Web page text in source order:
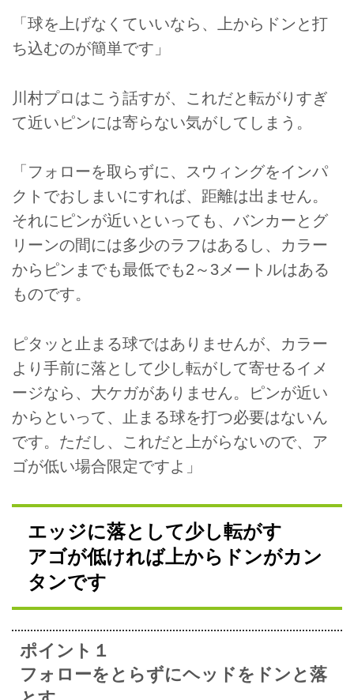
「球を上げなくていいなら、上からドンと打
ち込むのが簡単です」
川村プロはこう話すが、これだと転がりすぎ
て近いピンには寄らない気がしてしまう。
「フォローを取らずに、スウィングをインパ
クトでおしまいにすれば、距離は出ません。
それにピンが近いといっても、バンカーとグ
リーンの間には多少のラフはあるし、カラー
からピンまでも最低でも2～3メートルはある
ものです。
ピタッと止まる球ではありませんが、カラー
より手前に落として少し転がして寄せるイメ
ージなら、大ケガがありません。ピンが近い
からといって、止まる球を打つ必要はないん
です。ただし、これだと上がらないので、ア
ゴが低い場合限定ですよ」
エッジに落として少し転がす
アゴが低ければ上からドンがカン
タンです
ポイント１
フォローをとらずにヘッドをドンと落